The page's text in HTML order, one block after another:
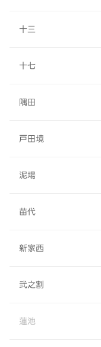
十三
十七
隅田
戸田境
泥場
苗代
新家西
弐之割
蓮池